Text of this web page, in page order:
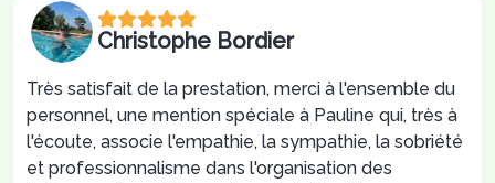
Christophe Bordier
Très satisfait de la prestation, merci à l'ensemble du
personnel, une mention spéciale à Pauline qui, très à
l'écoute, associe l'empathie, la sympathie, la sobriété
et professionnalisme dans l'organisation des